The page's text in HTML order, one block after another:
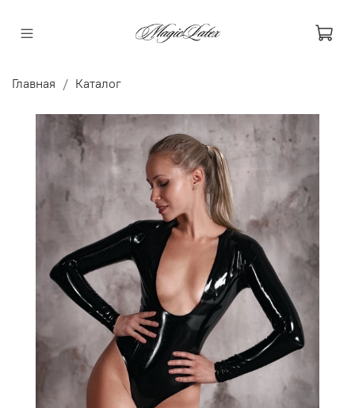
Главная Каталог